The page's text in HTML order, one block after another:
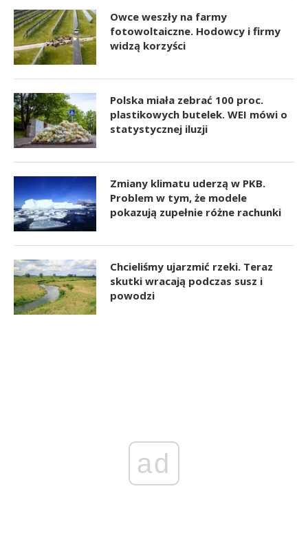
Owce weszły na farmy
fotowoltaiczne. Hodowcy i firmy
widzą korzyści
Polska miała zebrać 100 proc.
plastikowych butelek. WEI mówi o
statystycznej iluzji
Zmiany klimatu uderzą w PKB.
Problem w tym, że modele
pokazują zupełnie różne rachunki
Chcieliśmy ujarzmić rzeki. Teraz
skutki wracają podczas susz i
powodzi
ad